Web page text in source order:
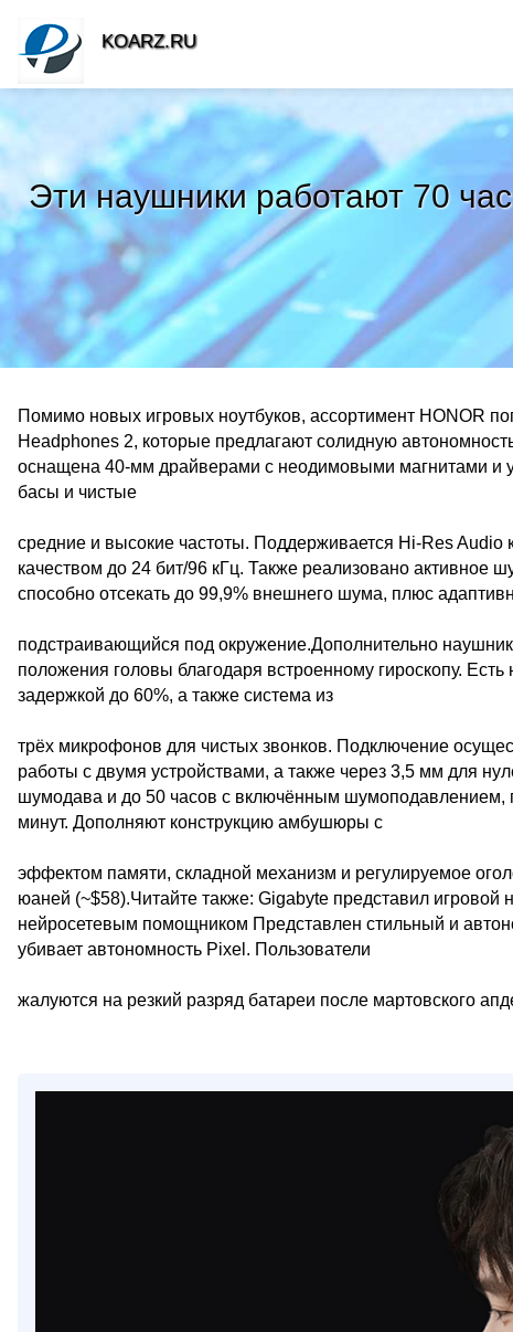
Эти наушники работают 70
Помимо новых игровых ноутбуков, ассортимент HONOR
Headphones 2, которые предлагают солидную
оснащена 40-мм драйверами с неодимовыми магнитами и
басы и чистые
средние и высокие частоты. Поддерживается Hi-Res Audio
качеством до 24 бит/96 кГц. Также реализовано
способно отсекать до 99,9% внешнего шума, плюс
подстраивающийся под окружение.Дополнительно
положения головы благодаря встроенному гироскопу.
задержкой до 60%, а также система из
трёх микрофонов для чистых звонков. Подключение
работы с двумя устройствами, а также через 3,5 мм для
шумодава и до 50 часов с включённым шумоподавлением,
минут. Дополняют конструкцию амбушюры с
эффектом памяти, складной механизм и регулируемое
юаней (~$58).Читайте также: Gigabyte представил
нейросетевым помощником Представлен стильный и
убивает автономность Pixel. Пользователи
жалуются на резкий разряд батареи после мартовского
KOARZ.RU